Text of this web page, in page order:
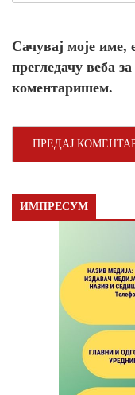
Сачувај моје
прегледачу веба
коментаришем.
ИМПРЕСУМ